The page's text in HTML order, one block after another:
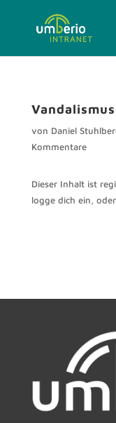
von Daniel
Kommentare
Dieser Inhalt ist
logge dich ein,